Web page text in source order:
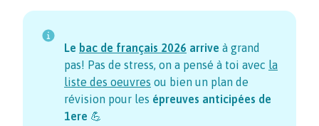
Le bac de français 2026 arrive à grand
pas! Pas de stress, on a pensé à toi avec la
liste des oeuvres ou bien un plan de
révision pour les épreuves anticipées de
1ere 💪